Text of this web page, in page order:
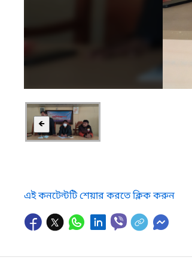
🡸
এই কনটেন্টটি শেয়ার করতে ক্লিক করুন